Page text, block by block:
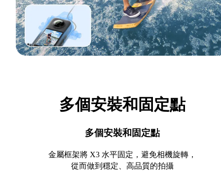
多個安裝和固定點
多個安裝和固定點
金屬框架將 X3 水平固定，避免相機旋轉，
從而做到穩定、高品質的拍攝